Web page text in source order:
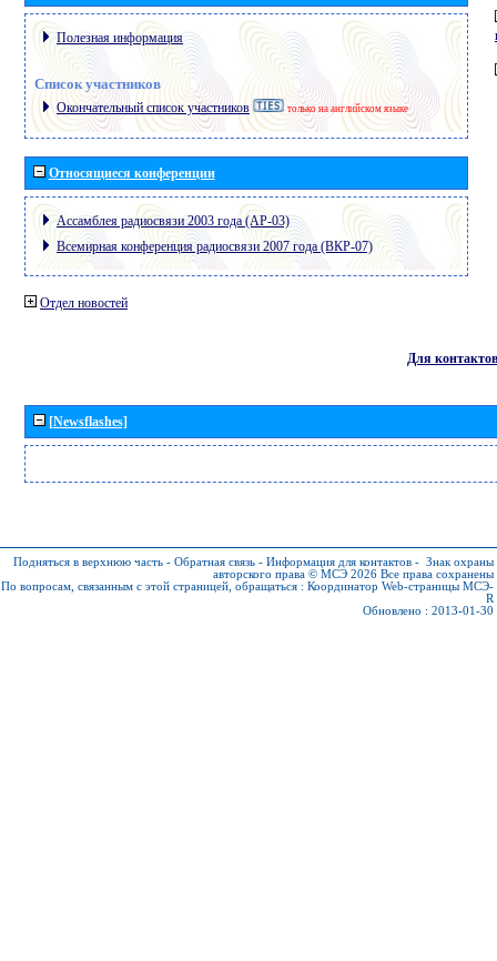
Полезная информация
Список участников
Окончательный список участников только на английском языке
Относящиеся конференции
Ассамблея радиосвязи 2003 года (АР-03)
Всемирная конференция радиосвязи 2007 года (ВКР-07)
Отдел новостей
Для контактов
[Newsflashes]
Подняться в верхнюю часть - Обратная связь - Информация для контактов - Знак охраны
авторского права © МСЭ 2026 Все права сохранены
По вопросам, связанным с этой страницей, обращаться : Координатор Web-страницы МСЭ-
R
Обновлено : 2013-01-30